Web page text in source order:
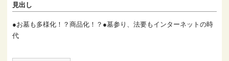
見出し
●お墓も多様化！？商品化！？●墓参り、法要もインターネットの時
代